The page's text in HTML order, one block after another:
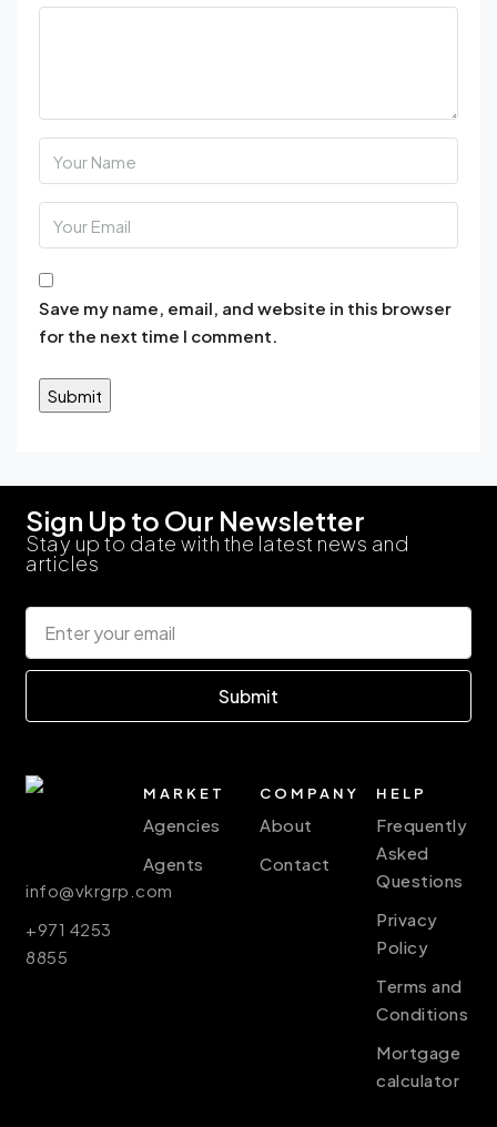
Save my name, email, and website in this browser
for the next time I comment.
Sign Up to Our Newsletter
Stay up to date with the latest news and
articles
Submit
info@vkrgrp.com
+971 4253
8855
MARKET
Agencies
Agents
COMPANY
About
Contact
HELP
Frequently
Asked
Questions
Privacy
Policy
Terms and
Conditions
Mortgage
calculator